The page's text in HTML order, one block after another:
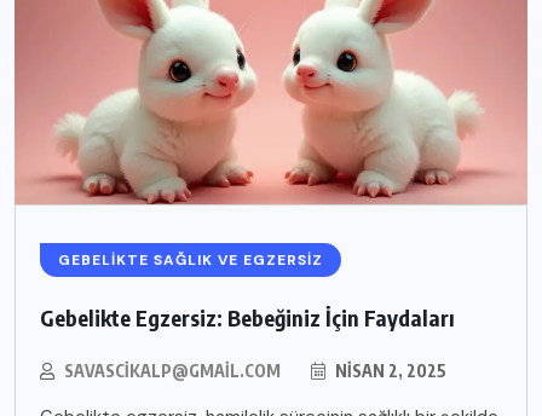
GEBELIKTE SAĞLIK VE EGZERSIZ
Gebelikte Egzersiz: Bebeğiniz İçin Faydaları
SAVASCIKALP@GMAIL.COM NISAN 2, 2025